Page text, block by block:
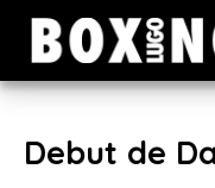
Debut de